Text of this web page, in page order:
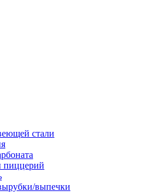
стали
пиццерий
выпечки